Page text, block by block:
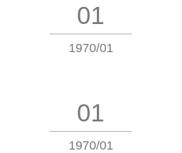
01
1970/01
01
1970/01